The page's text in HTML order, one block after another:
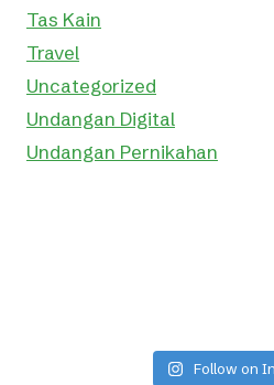
Tas Kain
Travel
Uncategorized
Undangan Digital
Undangan Pernikahan
Follow on